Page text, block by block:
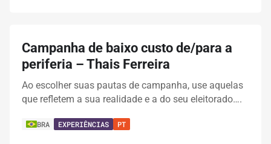
Campanha de baixo custo de/para a
periferia – Thais Ferreira
Ao escolher suas pautas de campanha, use aquelas
que refletem a sua realidade e a do seu eleitorado….
BRA EXPERIÊNCIAS PT